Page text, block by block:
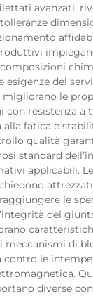
avanzati,
esigenze del
le
con resistenza a
fatica e
qualità
standard
applicabili.
le
del
meccanismi di
contro le
diverse